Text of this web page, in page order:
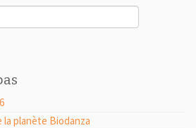
planète Biodanza